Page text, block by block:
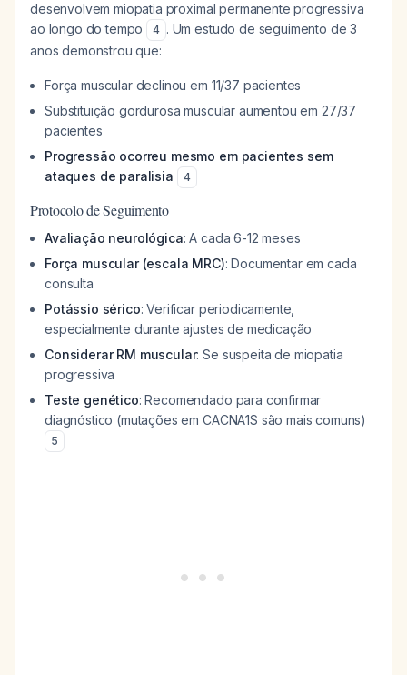
desenvolvem miopatia proximal permanente progressiva
ao longo do tempo
4 . Um estudo de seguimento de 3
anos demonstrou que:
Força muscular declinou em 11/37 pacientes
Substituição gordurosa muscular aumentou em 27/37
pacientes
Progressão ocorreu mesmo em pacientes sem
ataques de paralisia
4
Protocolo de Seguimento
Avaliação neurológica: A cada 6-12 meses
Força muscular (escala MRC): Documentar em cada
consulta
Potássio sérico: Verificar periodicamente,
especialmente durante ajustes de medicação
Considerar RM muscular: Se suspeita de miopatia
progressiva
Teste genético: Recomendado para confirmar
diagnóstico (mutações em CACNA1S são mais comuns)
5